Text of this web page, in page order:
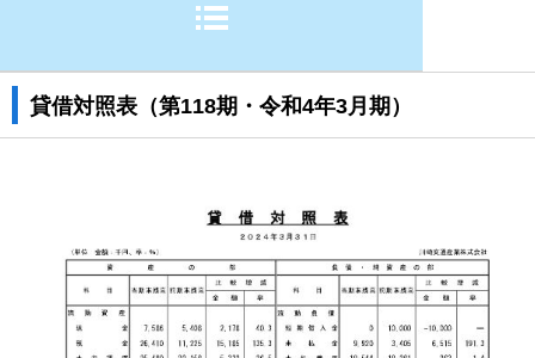
貸借対照表（第118期・令和4年3月期）